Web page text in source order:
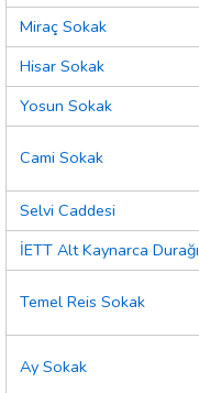
Miraç Sokak
Hisar Sokak
Yosun Sokak
Cami Sokak
Selvi Caddesi
İETT Alt Kaynarca Durağı
Temel Reis Sokak
Ay Sokak